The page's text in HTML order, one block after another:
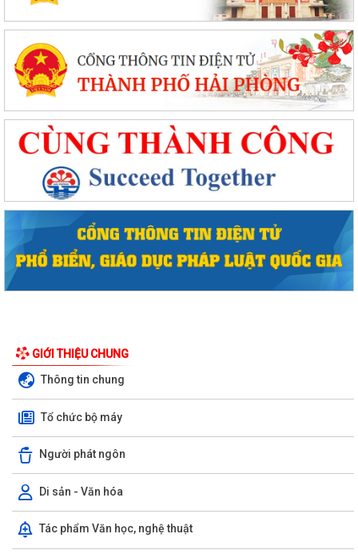
GIỚI THIỆU CHUNG
Thông tin chung
Tổ chức bộ máy
Người phát ngôn
Di sản - Văn hóa
Tác phẩm Văn học, nghệ thuật